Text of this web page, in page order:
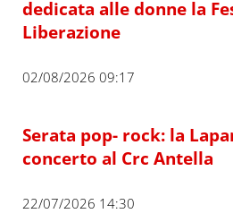
dedicata alle donne la
Liberazione
02/08/2026 09:17
Serata pop- rock: la
concerto al Crc Antella
22/07/2026 14:30